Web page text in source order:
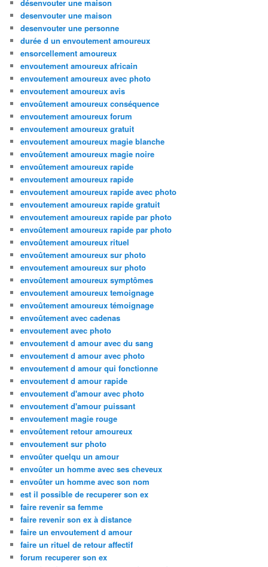
désenvouter une maison
desenvouter une maison
desenvouter une personne
durée d un envoutement amoureux
ensorcellement amoureux
envoutement amoureux africain
envoutement amoureux avec photo
envoutement amoureux avis
envoûtement amoureux conséquence
envoutement amoureux forum
envoutement amoureux gratuit
envoutement amoureux magie blanche
envoûtement amoureux magie noire
envoûtement amoureux rapide
envoutement amoureux rapide
envoutement amoureux rapide avec photo
envoutement amoureux rapide gratuit
envoutement amoureux rapide par photo
envoûtement amoureux rapide par photo
envoûtement amoureux rituel
envoûtement amoureux sur photo
envoutement amoureux sur photo
envoûtement amoureux symptômes
envoutement amoureux temoignage
envoûtement amoureux témoignage
envoûtement avec cadenas
envoutement avec photo
envoutement d amour avec du sang
envoutement d amour avec photo
envoutement d amour qui fonctionne
envoutement d amour rapide
envoutement d'amour avec photo
envoutement d'amour puissant
envoutement magie rouge
envoûtement retour amoureux
envoutement sur photo
envoûter quelqu un amour
envoûter un homme avec ses cheveux
envoûter un homme avec son nom
est il possible de recuperer son ex
faire revenir sa femme
faire revenir son ex à distance
faire un envoutement d amour
faire un rituel de retour affectif
forum recuperer son ex